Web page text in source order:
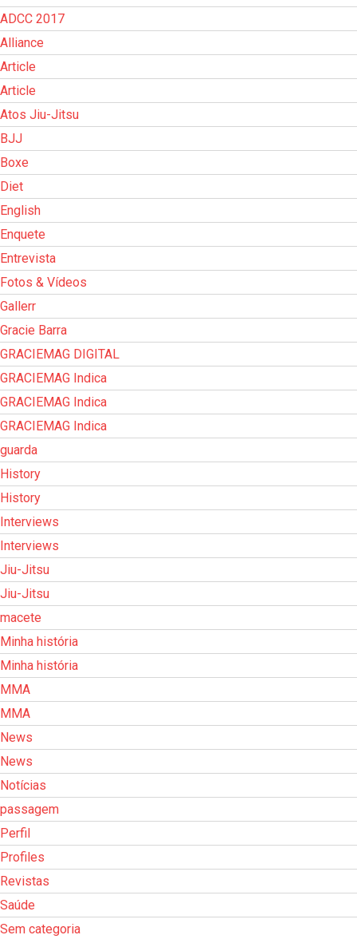
ADCC 2017
Alliance
Article
Article
Atos Jiu-Jitsu
BJJ
Boxe
Diet
English
Enquete
Entrevista
Fotos & Vídeos
Gallerr
Gracie Barra
GRACIEMAG DIGITAL
GRACIEMAG Indica
GRACIEMAG Indica
GRACIEMAG Indica
guarda
History
History
Interviews
Interviews
Jiu-Jitsu
Jiu-Jitsu
macete
Minha história
Minha história
MMA
MMA
News
News
Notícias
passagem
Perfil
Profiles
Revistas
Saúde
Sem categoria